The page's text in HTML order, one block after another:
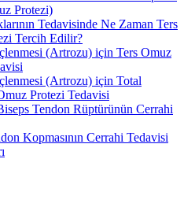
Protezi)
Tedavisinde Ne Zaman Ters
Tercih Edilir?
(Artrozu) için Ters Omuz
(Artrozu) için Total
Protezi Tedavisi
Tendon Rüptürünün Cerrahi
Kopmasının Cerrahi Tedavisi